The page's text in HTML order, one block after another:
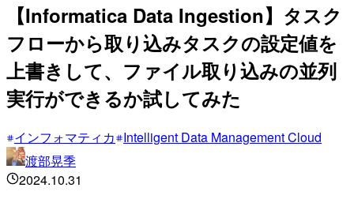
【Informatica Data Ingestion】タスク
フローから取り込みタスクの設定値を
上書きして、ファイル取り込みの並列
実行ができるか試してみた
インフォマティカ Intelligent Data Management Cloud
渡部晃季
2024.10.31